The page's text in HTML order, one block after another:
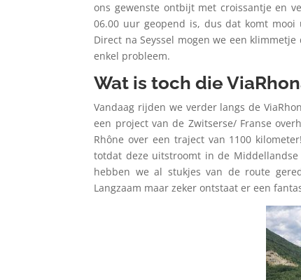
ons gewenste ontbijt met croissantje en
06.00 uur geopend is, dus dat komt
Direct na Seyssel mogen we een
enkel probleem.
Wat is toch die
Vandaag rijden we verder langs de
een project van de Zwitserse/ Franse
Rhône over een traject van 1100
totdat deze uitstroomt in de
hebben we al stukjes van de route
Langzaam maar zeker ontstaat er een